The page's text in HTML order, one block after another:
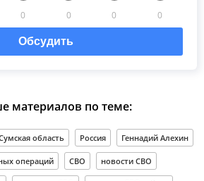
0 0 0 0
Обсудить
материалов по теме:
область Россия Геннадий Алехин
операций СВО новости СВО